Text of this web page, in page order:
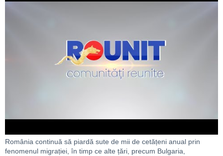
România continuă să piardă sute de mii de cetățeni anual prin
fenomenul migrației, în timp ce alte țări, precum Bulgaria,